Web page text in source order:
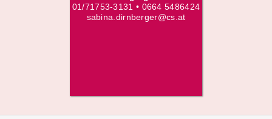
01/71753-3131 • 0664 5486424
sabina.dirnberger@cs.at